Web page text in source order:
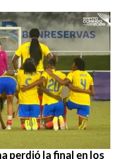
perdió la final en los